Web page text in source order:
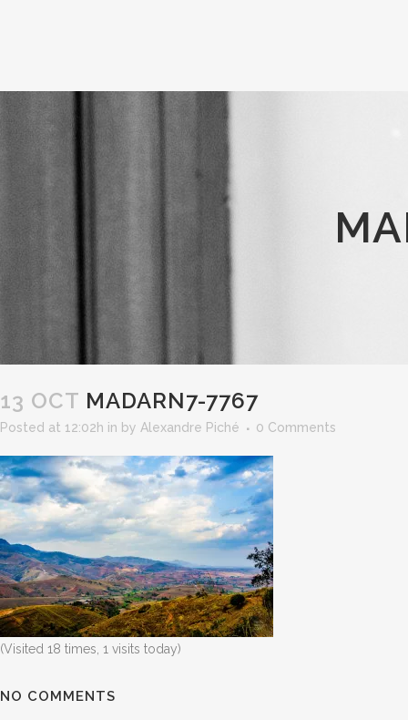
13 OCT MADARN7-7767
Posted at 12:02h in by Alexandre Piché 0 Comments
(Visited 18 times, 1 visits today)
NO COMMENTS